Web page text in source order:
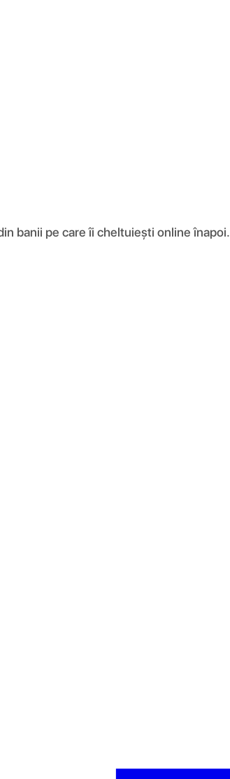
banii pe care îi cheltuiești online înapoi.